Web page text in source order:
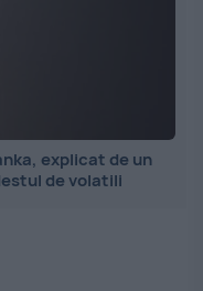
explicat de un
de volatili